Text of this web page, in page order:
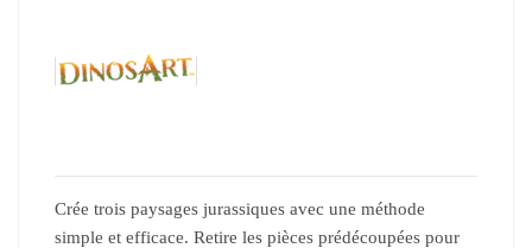
Crée trois paysages jurassiques avec une méthode
simple et efficace. Retire les pièces prédécoupées pour